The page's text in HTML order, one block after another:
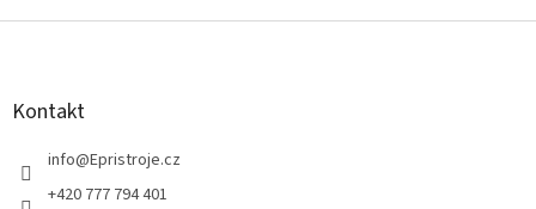
Z
Kontakt
info@Epristroje.cz
+420 777 794 401